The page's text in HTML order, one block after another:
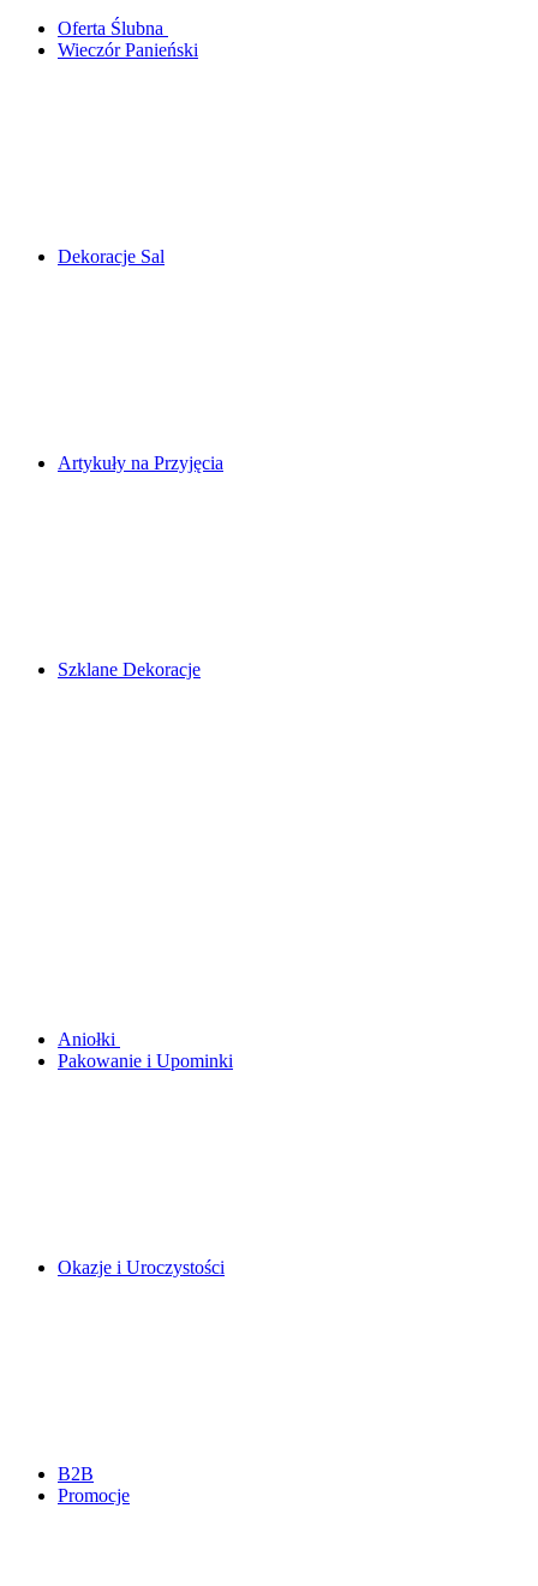
Oferta Ślubna
Wieczór Panieński
Dekoracje Sal
Artykuły na Przyjęcia
Szklane Dekoracje
Aniołki
Pakowanie i Upominki
Okazje i Uroczystości
B2B
Promocje